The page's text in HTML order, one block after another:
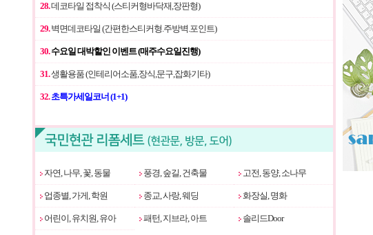
28.데코타일 접착식 (스티커형바닥재,장판형)
29.벽면데코타일 (간편한스티커형.주방벽.포인트)
30.수요일 대박할인 이벤트 (매주수요일진행)
31.생활용품 (인테리어소품,장식,문구,잡화기타)
32.초특가세일코너 (1+1)
자연, 나무, 꽃, 동물 풍경, 숲길, 건축물 고전, 동양, 소나무
업종별, 가게, 학원 종교, 사랑, 웨딩 화장실, 명화
어린이, 유치원, 유아 패턴, 지브라, 아트 솔리드Door